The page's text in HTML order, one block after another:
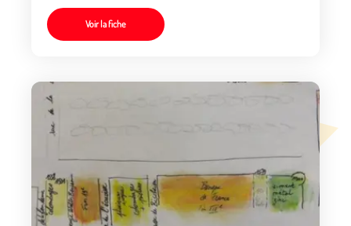
Voir la fiche